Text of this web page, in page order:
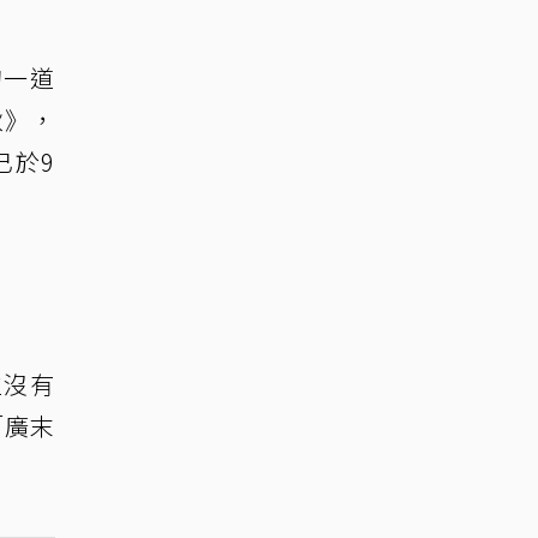
道
，
於9
有
末